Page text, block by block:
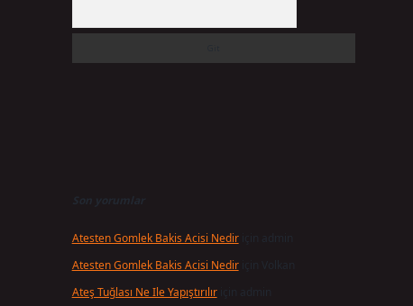
Son yorumlar
Atesten Gomlek Bakis Acisi Nediriçin
Atesten Gomlek Bakis Acisi Nediriçin
Ateş Tuğlası Ne Ile Yapıştırılıriçin